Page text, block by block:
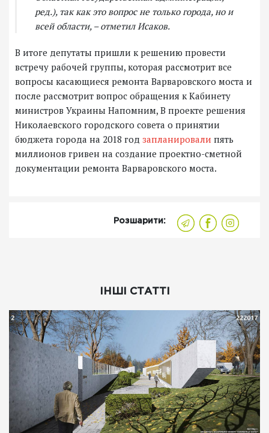
ред.), так как это вопрос не только города, но и
всей области, – отметил Исаков.
В итоге депутаты пришли к решению провести
встречу рабочей группы, которая рассмотрит все
вопросы касающиеся ремонта Варваровского моста и
после рассмотрит вопрос обращения к Кабинету
министров Украины Напомним, В проекте решения
Николаевского городского совета о принятии
бюджета города на 2018 год запланировали пять
миллионов гривен на создание проектно-сметной
документации ремонта Варваровского моста.
Розшарити:
ІНШІ СТАТТІ